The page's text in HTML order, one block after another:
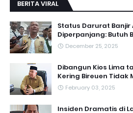
BERITA VIRAL
Status Darurat Banjir
Diperpanjang: Butuh
December 25, 2025
Dibangun Kios Lima
Kering Bireuen Tidak
February 03, 2025
Insiden Dramatis di